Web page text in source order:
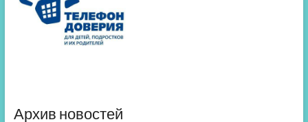
Архив новостей